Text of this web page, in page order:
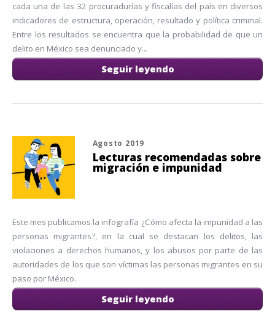
cada una de las 32 procuradurías y fiscalías del país en diversos
indicadores de estructura, operación, resultado y política criminal.
Entre los resultados se encuentra que la probabilidad de que un
delito en México sea denunciado y...
Seguir leyendo
Agosto 2019
Lecturas recomendadas sobre
migración e impunidad
Este mes publicamos la infografía ¿Cómo afecta la impunidad a las
personas migrantes?, en la cual se destacan los delitos, las
violaciones a derechos humanos, y los abusos por parte de las
autoridades de los que son víctimas las personas migrantes en su
paso por México.
Seguir leyendo